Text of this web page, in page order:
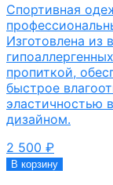
Спортивная
Изготовлена из
пропиткой,
быстрое
эластичностью
дизайном.
2 500 ₽
В корзину